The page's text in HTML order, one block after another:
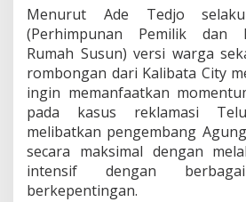
R
u
s
u
n
s
e
D
K
I
Menurut Ade Tedjo selaku
(Perhimpunan Pemilik dan
Rumah Susun) versi warga
rombongan dari Kalibata City
ingin memanfaatkan
pada kasus reklamasi
melibatkan pengembang
secara maksimal dengan
intensif dengan
berkepentingan.